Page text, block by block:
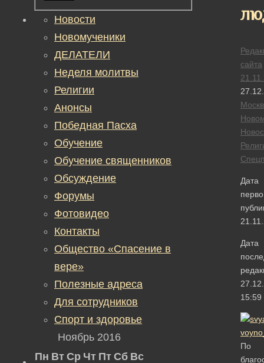
сайта
Дата
Дата
15:59
По
Новости
Новомученики
ДЕЛАТЕЛИ
Неделя молитвы
Религии
Анонсы
Победная Пасха
Обучение
Обучение священников
Обсуждение
Форумы
Фотовидео
Контакты
Общество «Спасение в
вере»
Полезные адреса
Для сотрудников
Спорт и здоровье
Ноябрь 2016
Пн Вт Ср Чт Пт Сб Вс